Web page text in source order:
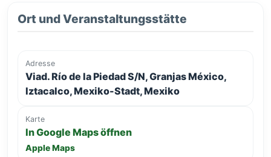
Ort und Veranstaltungsstätte
Adresse
Viad. Río de la Piedad S/N, Granjas México,
Iztacalco, Mexiko-Stadt, Mexiko
Karte
In Google Maps öffnen
Apple Maps